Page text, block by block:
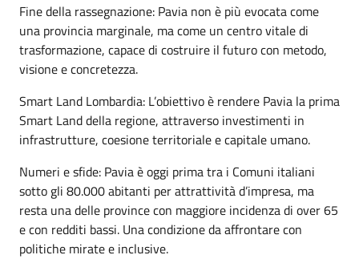
Fine della rassegnazione: Pavia non è più evocata come
una provincia marginale, ma come un centro vitale di
trasformazione, capace di costruire il futuro con metodo,
visione e concretezza.
Smart Land Lombardia: L’obiettivo è rendere Pavia la prima
Smart Land della regione, attraverso investimenti in
infrastrutture, coesione territoriale e capitale umano.
Numeri e sfide: Pavia è oggi prima tra i Comuni italiani
sotto gli 80.000 abitanti per attrattività d’impresa, ma
resta una delle province con maggiore incidenza di over 65
e con redditi bassi. Una condizione da affrontare con
politiche mirate e inclusive.